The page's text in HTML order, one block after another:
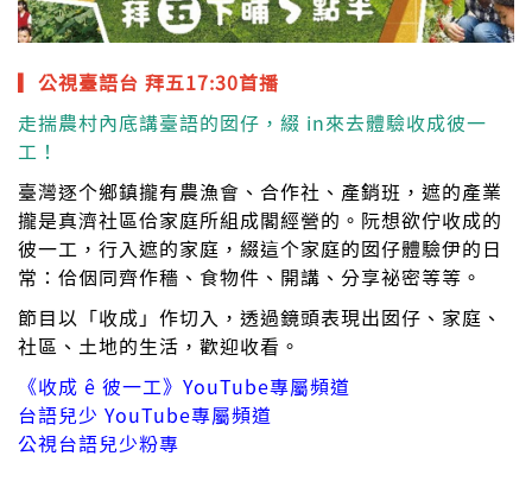
▎公視臺語台 拜五17:30首播
走揣農村內底講臺語的囡仔，綴 in來去體驗收成彼一
工！
臺灣逐个鄉鎮攏有農漁會、合作社、產銷班，遮的產業
攏是真濟社區佮家庭所組成閣經營的。阮想欲佇收成的
彼一工，行入遮的家庭，綴這个家庭的囡仔體驗伊的日
常：佮𪜶同齊作穡、食物件、開講、分享祕密等等。
節目以「收成」作切入，透過鏡頭表現出囡仔、家庭、
社區、土地的生活，歡迎收看。
《收成 ê 彼一工》YouTube專屬頻道
台語兒少 YouTube專屬頻道
公視台語兒少粉專